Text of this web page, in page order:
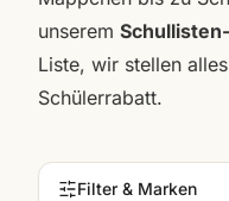
unserem
Liste, wir stellen
Schülerrabatt.
Filter & Marken